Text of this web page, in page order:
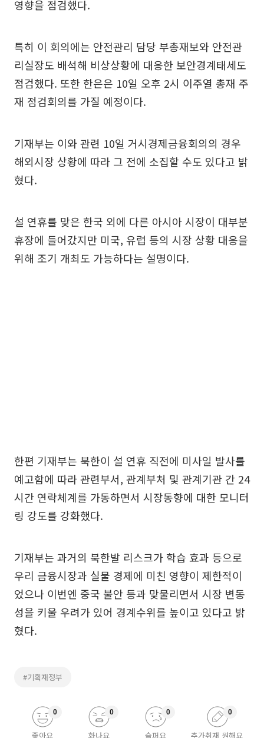
영향을 점검했다.
특히 이 회의에는 안전관리 담당 부총재보와 안전관
리실장도 배석해 비상상황에 대응한 보안경계태세도
점검했다. 또한 한은은 10일 오후 2시 이주열 총재 주
재 점검회의를 가질 예정이다.
기재부는 이와 관련 10일 거시경제금융회의의 경우
해외시장 상황에 따라 그 전에 소집할 수도 있다고 밝
혔다.
설 연휴를 맞은 한국 외에 다른 아시아 시장이 대부분
휴장에 들어갔지만 미국, 유럽 등의 시장 상황 대응을
위해 조기 개최도 가능하다는 설명이다.
한편 기재부는 북한이 설 연휴 직전에 미사일 발사를
예고함에 따라 관련부서, 관계부처 및 관계기관 간 24
시간 연락체계를 가동하면서 시장동향에 대한 모니터
링 강도를 강화했다.
기재부는 과거의 북한발 리스크가 학습 효과 등으로
우리 금융시장과 실물 경제에 미친 영향이 제한적이
었으나 이번엔 중국 불안 등과 맞물리면서 시장 변동
성을 키울 우려가 있어 경계수위를 높이고 있다고 밝
혔다.
#기획재정부
좋아요
0
화나요
0
슬퍼요
0
추가취재 원해요
0